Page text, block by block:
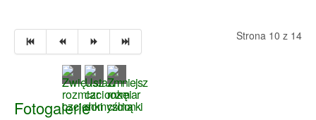
Strona 10 z 14
Fotogalerie